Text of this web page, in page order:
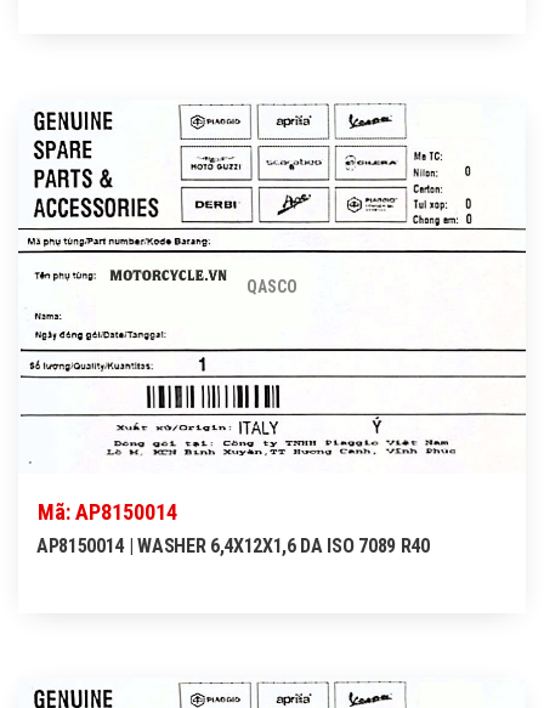
QASCO
Mã: AP8150014
AP8150014 | WASHER 6,4X12X1,6 DA ISO 7089 R40